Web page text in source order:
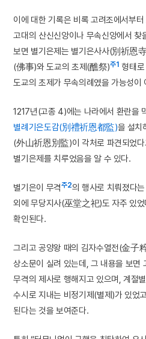
이에 대한 기록은 비록 고려조에서부
고대의 산신신앙이나 무속신앙에서 찾
보면 별기은제는 별기은사사(別祈恩
(佛事)와 도교의 초제(醮祭)주1 형태
도교의 초제가 무속의례였을 가능성이
1217년(고종 4)에는 나라에서 환란을
별례기은도감(別禮祈恩都監)을 설치
(外山祈恩別監)이 각처로 파견되었다
별기은제를 치루었음을 알 수 있다.
별기은이 무격주2의 행사로 치뤄졌다
외에 무당지사(巫堂之祀)도 자주 있었
확인된다.
그리고 공양왕 때의 김자수열전(金子
상소문이 실려 있는데, 그 내용을 보면
무격의 제사로 행해지고 있으며, 계절
수시로 지내는 비정기제(별제)가 있었
된다는 것을 보여준다.